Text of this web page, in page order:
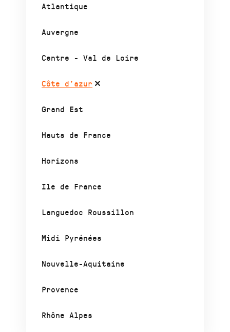
Atlantique
Auvergne
Centre - Val de Loire
Côte d’azur
Grand Est
Hauts de France
Horizons
Ile de France
Languedoc Roussillon
Midi Pyrénées
Nouvelle-Aquitaine
Provence
Rhône Alpes